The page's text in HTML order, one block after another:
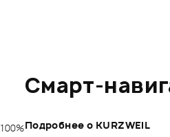
100%
Смарт-
Подробнее о KURZWEIL